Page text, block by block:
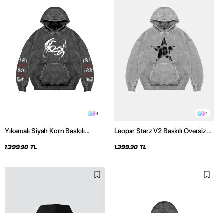
4
Yıkamalı Siyah Korn Baskılı
1.399,90 TL
4
Leopar Starz V2 Baskılı Oversize
Hoodie
1.399,90 TL